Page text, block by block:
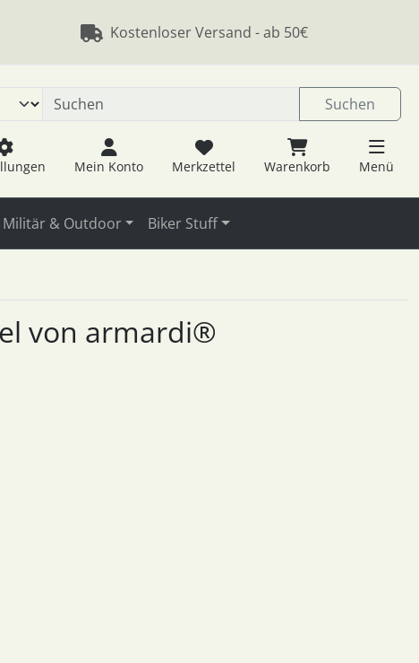
Kostenloser Versand - ab 50€
Suchen
Mein Konto Merkzettel Warenkorb Menü
Militär & Outdoor Biker Stuff
von armardi®